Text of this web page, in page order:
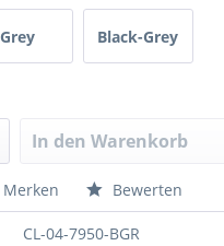
Grey Black-Grey
In den Warenkorb
Merken Bewerten
CL-04-7950-BGR